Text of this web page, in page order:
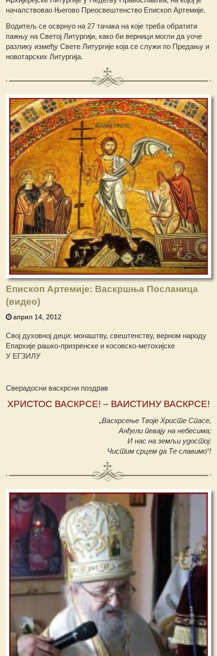
началствовао Његово Преосвештенство Епископ Артемије.
Водитељ се осврнуо на 27 тачака на које треба обратити
пажњу на Светој Литургији, како би верници могли да уоче
разлику између Свете Литургије која се служи по Предању и
новотарских Литургија.
Епископ Артемије: Васкршња Посланица
(видео)
април 14, 2012
Свој духовној деци: монаштву, свештенству, верном народу
Епархије рашко-призренске и косовско-метохијске
У ЕГЗИЛУ
Сверадосни васкрсни поздрав
ХРИСТОС ВАСКРСЕ! – ВАИСТИНУ ВАСКРСЕ!
„Васкрсење Твоје Христе Спасе,
Анђели певају на небесима;
И нас на земљи удостој:
Чистим срцем да Те славимо“!